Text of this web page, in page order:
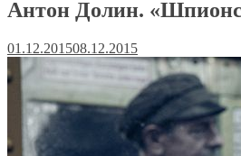
Антон Долин.
01.12.201508.12.2015